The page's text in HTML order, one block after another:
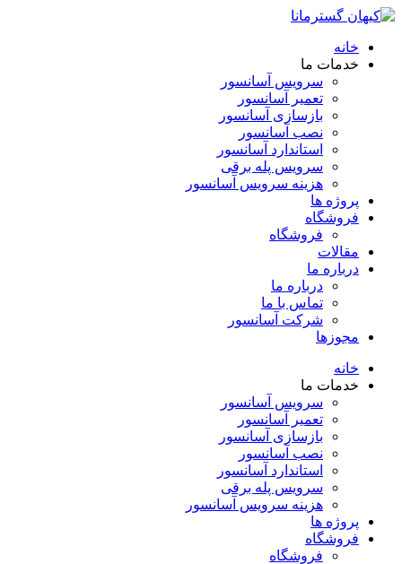
خانه
خدمات ما
سرویس آسانسور
تعمیر آسانسور
بازسازی آسانسور
نصب آسانسور
استاندارد آسانسور
سرویس پله برقی
هزینه سرویس آسانسور
پروژه ها
فروشگاه
فروشگاه
مقالات
درباره ما
درباره ما
تماس با ما
شرکت آسانسور
مجوزها
خانه
خدمات ما
سرویس آسانسور
تعمیر آسانسور
بازسازی آسانسور
نصب آسانسور
استاندارد آسانسور
سرویس پله برقی
هزینه سرویس آسانسور
پروژه ها
فروشگاه
فروشگاه